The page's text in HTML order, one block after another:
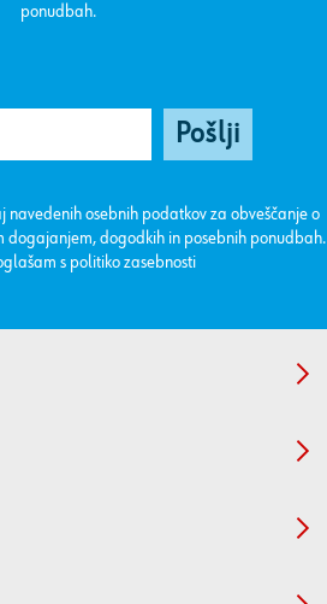
ponudbah.
navedenih osebnih podatkov za obveščanje o
dogajanjem, dogodkih in posebnih ponudbah.
s politiko zasebnosti